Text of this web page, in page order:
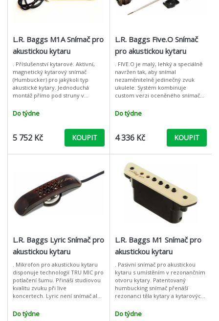
L.R. Baggs M1A Snímač pro
akustickou kytaru
. Příslušenství kytarové. Aktivní,
magnetický kytarový snímač
(Humbucker) pro jakýkoli typ
akustické kytary. Jednoduchá
montáž přímo pod struny v
Součástí balení je i kabel, který se
jednoduše,
Do týdne
5 752 Kč KOUPIT
L.R. Baggs Five.O Snímač
pro akustickou kytaru
. FIVE.O je malý, lehký a speciálně
navržen tak, aby snímal
nezaměnitelně jedinečný zvuk
ukulele. Systém kombinuje
custom verzi oceněného snímače
namontovaný na zvukovém otvoru
a miniaturní ko
Do týdne
4 336 Kč KOUPIT
L.R. Baggs Lyric Snímač pro
akustickou kytaru
. Mikrofon pro akustickou kytaru
disponuje technologií TRU MIC pro
potlačení šumu. Přináší studiovou
kvalitu zvuku při live
koncertech. Lyric není snímač ale
signálem. Systém obsahuje mikro
Do týdne
L.R. Baggs M1 Snímač pro
akustickou kytaru
. Pasivní snímač pro akustickou
kytaru s umístěním v rezonančním
otvoru kytary. Patentovaný
humbucking snímač přenáší
rezonanci těla kytary a kytarových
kytary po zapojení k zesilovači
Do týdne